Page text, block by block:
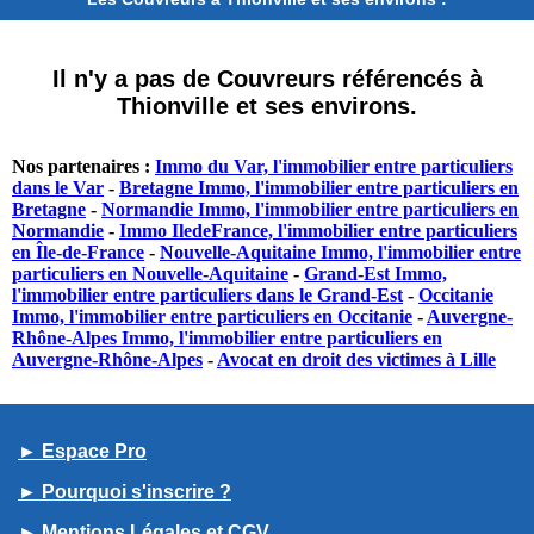
Il n'y a pas de Couvreurs référencés à
Thionville et ses environs.
Nos partenaires : Immo du Var, l'immobilier entre particuliers
dans le Var - Bretagne Immo, l'immobilier entre particuliers en
Bretagne - Normandie Immo, l'immobilier entre particuliers en
Normandie - Immo IledeFrance, l'immobilier entre particuliers
en Île-de-France - Nouvelle-Aquitaine Immo, l'immobilier entre
particuliers en Nouvelle-Aquitaine - Grand-Est Immo,
l'immobilier entre particuliers dans le Grand-Est - Occitanie
Immo, l'immobilier entre particuliers en Occitanie - Auvergne-
Rhône-Alpes Immo, l'immobilier entre particuliers en
Auvergne-Rhône-Alpes - Avocat en droit des victimes à Lille
► Espace Pro
► Pourquoi s'inscrire ?